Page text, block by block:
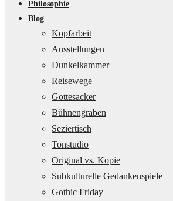
Philosophie
Blog
Kopfarbeit
Ausstellungen
Dunkelkammer
Reisewege
Gottesacker
Bühnengraben
Seziertisch
Tonstudio
Original vs. Kopie
Subkulturelle Gedankenspiele
Gothic Friday